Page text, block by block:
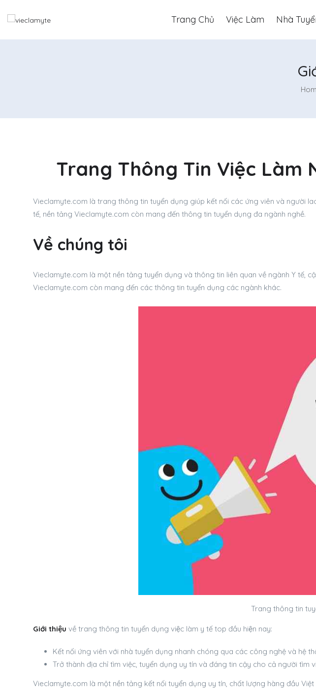
Trang Chủ Việc Làm Nhà
Trang Thông Tin Việc Làm
Vieclamyte.com là trang thông tin tuyển dụng giúp kết nối các ứng viên và người
tế, nền tảng Vieclamyte.com còn mang đến thông tin tuyển dụng đa ngành nghề.
Về chúng tôi
Vieclamyte.com là một nền tảng tuyển dụng và thông tin liên quan về ngành Y tế,
Vieclamyte.com còn mang đến các thông tin tuyển dụng các ngành khác.
Trang thông tin
Giới thiệu về trang thông tin tuyển dụng việc làm y tế top đầu hiện nay:
Kết nối ứng viên với nhà tuyển dụng nhanh chóng qua các công nghệ và hệ
Trở thành địa chỉ tìm việc, tuyển dụng uy tín và đáng tin cậy cho cả người tìm
Vieclamyte.com là một nền tảng kết nối tuyển dụng uy tín, chất lượng hàng đầu Việt